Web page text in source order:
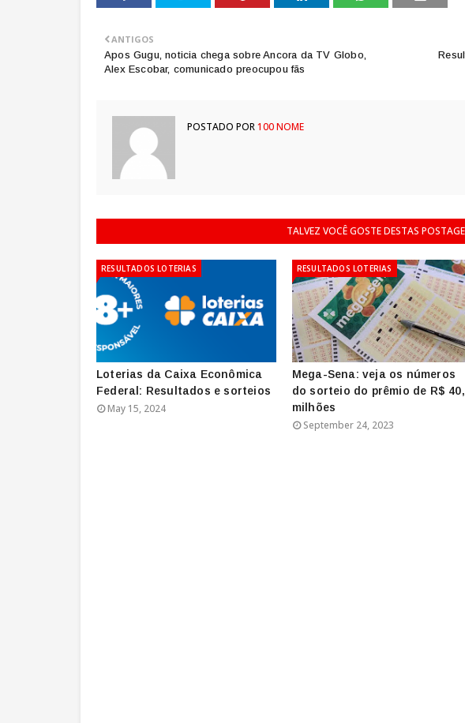
ANTIGOS
Apos Gugu, noticia chega sobre Ancora da TV Globo,
Alex Escobar, comunicado preocupou fãs
POSTADO POR100 NOME
TALVEZ VOCÊ GOSTE DESTAS
RESULTADOS LOTERIAS
Loterias da Caixa Econômica
Federal: Resultados e sorteios
May 15, 2024
RESULTADOS LOTERIAS
Mega-Sena: veja os números
do sorteio do prêmio de R$
milhões
September 24, 2023